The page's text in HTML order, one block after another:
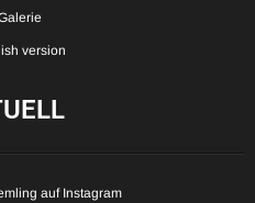
version
auf Instagram